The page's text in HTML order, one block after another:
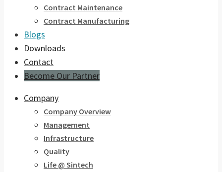
Contract Maintenance
Contract Manufacturing
Blogs
Downloads
Contact
Become Our Partner
Company
Company Overview
Management
Infrastructure
Quality
Life @ Sintech